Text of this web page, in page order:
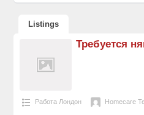
Listings
Требуется
Работа Лондон Homecare